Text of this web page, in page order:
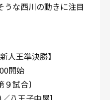
うな西川の動きに注目
人王準決勝】
開始
試合〕